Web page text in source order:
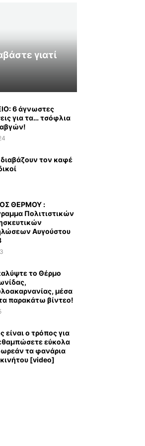
γιατί
6 άγνωστες
για τα… τσόφλια
τον καφέ
ΘΕΡΜΟΥ :
Πολιτιστικών
Αυγούστου
το Θέρμο
μέσα
παρακάτω βίντεο!
είναι ο τρόπος για
εύκολα
τα φανάρια
[video]